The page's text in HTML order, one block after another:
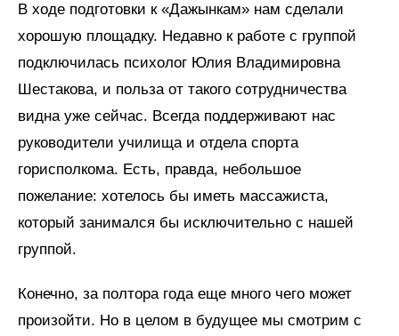
В ходе подготовки к «Дажынкам» нам сделали
хорошую площадку. Недавно к работе с группой
подключилась психолог Юлия Владимировна
Шестакова, и польза от такого сотрудничества
видна уже сейчас. Всегда поддерживают нас
руководители училища и отдела спорта
горисполкома. Есть, правда, небольшое
пожелание: хотелось бы иметь массажиста,
который занимался бы исключительно с нашей
группой.
Конечно, за полтора года еще много чего может
произойти. Но в целом в будущее мы смотрим с